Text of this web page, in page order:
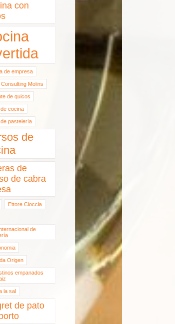
con
de empresa
Molins
de quicos
cocina
pastelería
de
de
de cabra
Ettore Cioccia
de
Origen
empanados
la sal
de pato